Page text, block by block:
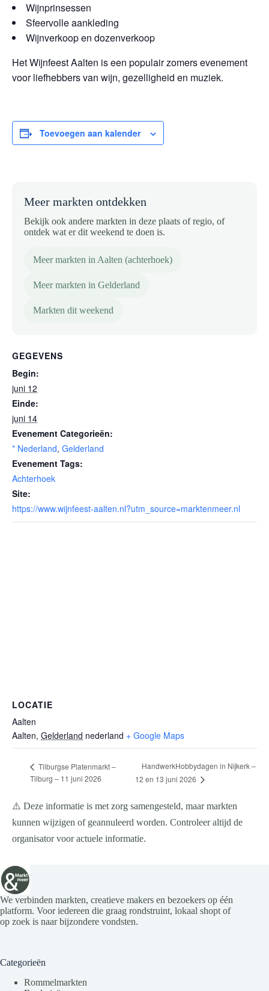
Wijnprinsessen
Sfeervolle aankleding
Wijnverkoop en dozenverkoop
Het Wijnfeest Aalten is een populair zomers evenement
voor liefhebbers van wijn, gezelligheid en muziek.
Toevoegen aan kalender
Meer markten ontdekken
Bekijk ook andere markten in deze plaats of regio, of
ontdek wat er dit weekend te doen is.
Meer markten in Aalten (achterhoek)
Meer markten in Gelderland
Markten dit weekend
GEGEVENS
Begin:
juni 12
Einde:
juni 14
Evenement Categorieën:
* Nederland, Gelderland
Evenement Tags:
Achterhoek
Site:
https://www.wijnfeest-aalten.nl?utm_source=marktenmeer.nl
LOCATIE
Aalten
Aalten, Gelderland nederland + Google Maps
Tilburgse Platenmarkt –
Tilburg – 11 juni 2026
HandwerkHobbydagen in Nijkerk –
12 en 13 juni 2026
⚠️ Deze informatie is met zorg samengesteld, maar markten
kunnen wijzigen of geannuleerd worden. Controleer altijd de
organisator voor actuele informatie.
We verbinden markten, creatieve makers en bezoekers op één
platform. Voor iedereen die graag rondstruint, lokaal shopt of
op zoek is naar bijzondere vondsten.
Categorieën
Rommelmarkten